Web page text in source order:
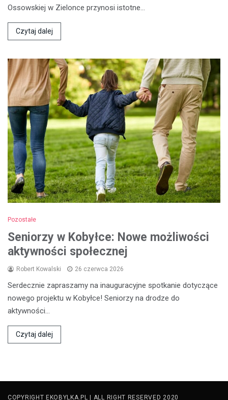
Ossowskiej w Zielonce przynosi istotne…
Czytaj dalej
Pozostałe
Seniorzy w Kobyłce: Nowe możliwości
aktywności społecznej
Robert Kowalski 26 czerwca 2026
Serdecznie zapraszamy na inauguracyjne spotkanie dotyczące
nowego projektu w Kobyłce! Seniorzy na drodze do
aktywności…
Czytaj dalej
COPYRIGHT EKOBYLKA.PL | ALL RIGHT RESERVED 2020